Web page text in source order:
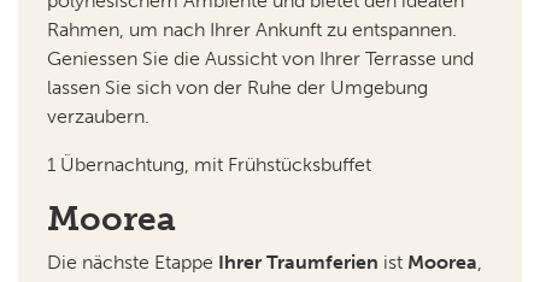
Rahmen, um nach Ihrer Ankunft zu entspannen.
Geniessen Sie die Aussicht von Ihrer Terrasse und
lassen Sie sich von der Ruhe der Umgebung
verzaubern.
1 Übernachtung, mit Frühstücksbuffet
Moorea
Die nächste Etappe Ihrer Traumferien ist Moorea,